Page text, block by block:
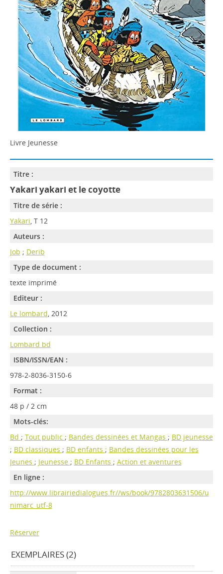
Livre Jeunesse
Titre :
Yakari yakari et le coyotte
Titre de série :
Yakari, T 12
Auteurs :
Job ; Derib
Type de document :
texte imprimé
Editeur :
Le lombard, 2012
Collection :
Lombard bd
ISBN/ISSN/EAN :
978-2-8036-3150-6
Format :
48 p / 2 cm
Mots-clés:
Bd ; Tout public ; Bandes dessinées et Mangas ; BD jeunesse
; BD classiques ; BD enfants ; Bandes dessinées pour les
Jeunes ; Jeunesse ; BD Enfants ; Action et aventures
En ligne :
http://www.librairiedialogues.fr//ws/book/9782803631506/u
nimarc_utf-8
Réserver
EXEMPLAIRES (2)